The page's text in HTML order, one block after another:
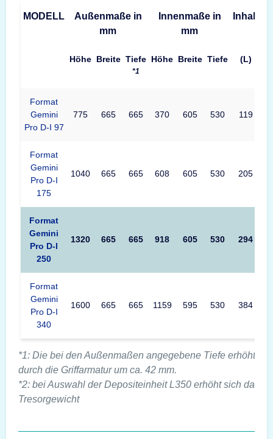
MODELL
Außenmaße in
mm
Innenmaße in
mm
Inhalt
Höhe Breite Tiefe
*1
Höhe Breite Tiefe (L)
Format
Gemini
Pro D-I 97
775 665 665 370 605 530 119
Format
Gemini
Pro D-I
175
1040 665 665 608 605 530 205
Format
Gemini
Pro D-I
250
1320 665 665 918 605 530 294
Format
Gemini
Pro D-I
340
1600 665 665 1159 595 530 384
*1: Die bei den Außenmaßen angegebene Tiefe erhöht
durch die Griffarmatur um ca. 42 mm.
*2: bei Auswahl der Depositeinheit L350 erhöht sich das
Tresorgewicht